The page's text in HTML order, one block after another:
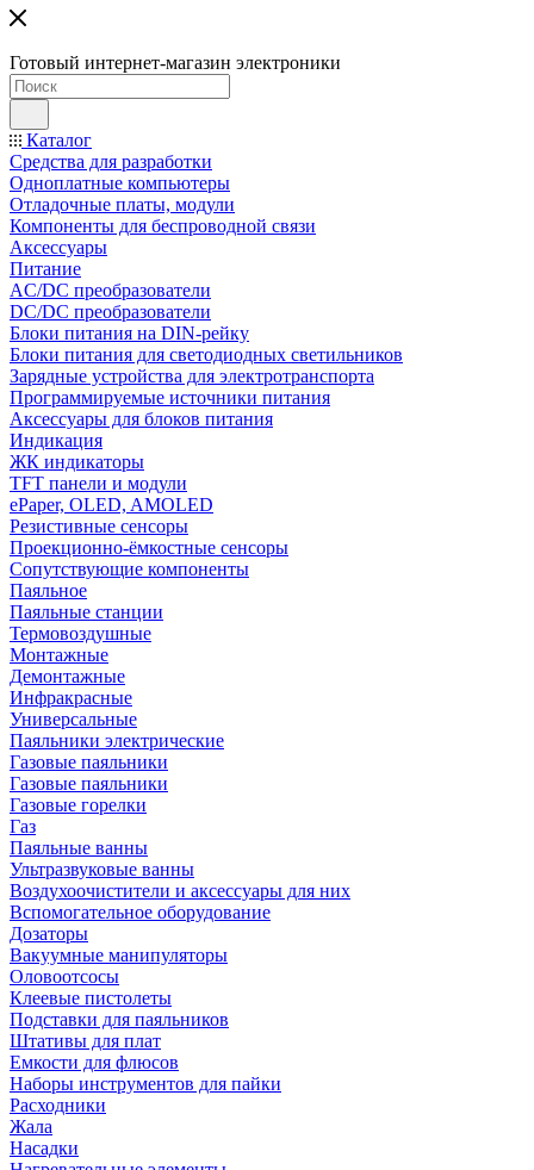
Готовый интернет-магазин электроники
Каталог
Средства для разработки
Одноплатные компьютеры
Отладочные платы, модули
Компоненты для беспроводной связи
Аксессуары
Питание
AC/DC преобразователи
DC/DC преобразователи
Блоки питания на DIN-рейку
Блоки питания для светодиодных светильников
Зарядные устройства для электротранспорта
Программируемые источники питания
Аксессуары для блоков питания
Индикация
ЖК индикаторы
TFT панели и модули
ePaper, OLED, AMOLED
Резистивные сенсоры
Проекционно-ёмкостные сенсоры
Сопутствующие компоненты
Паяльное
Паяльные станции
Термовоздушные
Монтажные
Демонтажные
Инфракрасные
Универсальные
Паяльники электрические
Газовые паяльники
Газовые паяльники
Газовые горелки
Газ
Паяльные ванны
Ультразвуковые ванны
Воздухоочистители и аксессуары для них
Вспомогательное оборудование
Дозаторы
Вакуумные манипуляторы
Оловоотсосы
Клеевые пистолеты
Подставки для паяльников
Штативы для плат
Емкости для флюсов
Наборы инструментов для пайки
Расходники
Жала
Насадки